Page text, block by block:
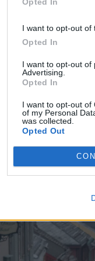
I want to opt-out of
Opted In
I want to opt-out of
Advertising.
Opted In
I want to opt-out of
of my Personal
was collected.
Opted Out